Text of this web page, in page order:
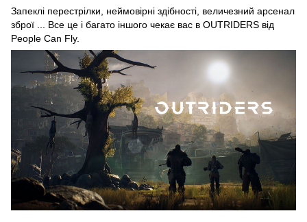
Запеклі перестрілки, неймовірні здібності, величезний арсенал
зброї ... Все це і багато іншого чекає вас в OUTRIDERS від
People Can Fly.